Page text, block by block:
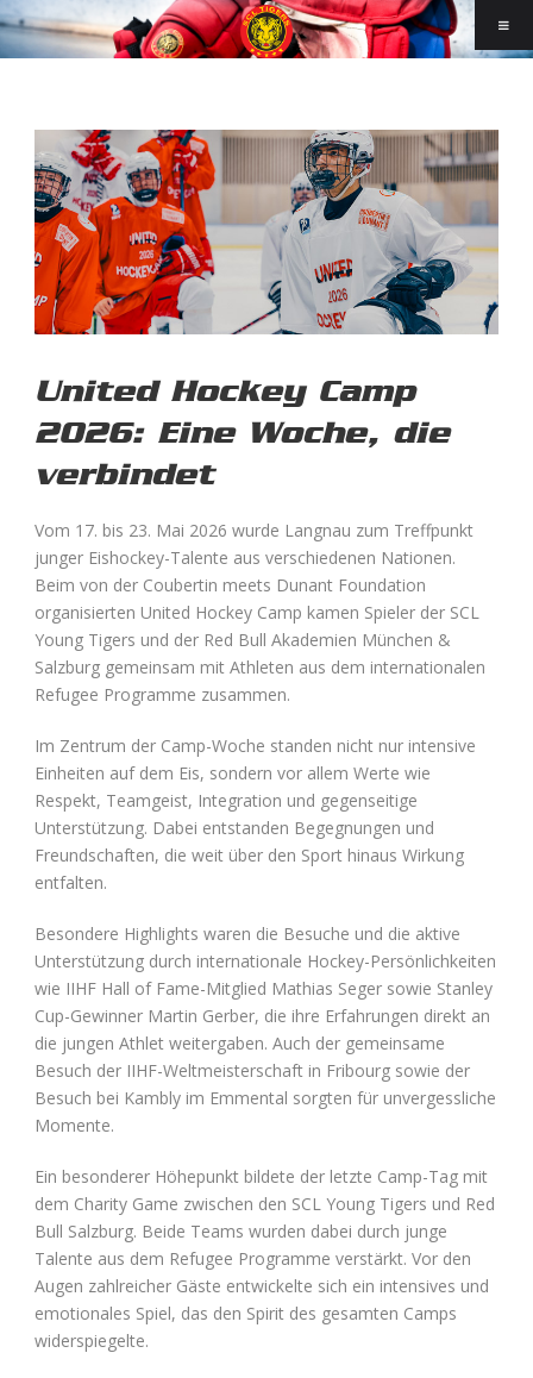
United Hockey Camp
2026: Eine Woche, die
verbindet
Vom 17. bis 23. Mai 2026 wurde Langnau zum Treffpunkt
junger Eishockey-Talente aus verschiedenen Nationen.
Beim von der Coubertin meets Dunant Foundation
organisierten United Hockey Camp kamen Spieler der SCL
Young Tigers und der Red Bull Akademien München &
Salzburg gemeinsam mit Athleten aus dem internationalen
Refugee Programme zusammen.
Im Zentrum der Camp-Woche standen nicht nur intensive
Einheiten auf dem Eis, sondern vor allem Werte wie
Respekt, Teamgeist, Integration und gegenseitige
Unterstützung. Dabei entstanden Begegnungen und
Freundschaften, die weit über den Sport hinaus Wirkung
entfalten.
Besondere Highlights waren die Besuche und die aktive
Unterstützung durch internationale Hockey-Persönlichkeiten
wie IIHF Hall of Fame-Mitglied Mathias Seger sowie Stanley
Cup-Gewinner Martin Gerber, die ihre Erfahrungen direkt an
die jungen Athlet weitergaben. Auch der gemeinsame
Besuch der IIHF-Weltmeisterschaft in Fribourg sowie der
Besuch bei Kambly im Emmental sorgten für unvergessliche
Momente.
Ein besonderer Höhepunkt bildete der letzte Camp-Tag mit
dem Charity Game zwischen den SCL Young Tigers und Red
Bull Salzburg. Beide Teams wurden dabei durch junge
Talente aus dem Refugee Programme verstärkt. Vor den
Augen zahlreicher Gäste entwickelte sich ein intensives und
emotionales Spiel, das den Spirit des gesamten Camps
widerspiegelte.